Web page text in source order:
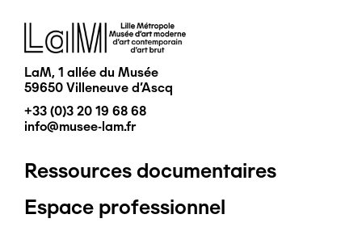
Image
LaM, 1 allée du Musée
59650 Villeneuve d'Ascq
+33 (0)3 20 19 68 68
info@musee-lam.fr
Pied
de
Ressources documentaires
Espace professionnel